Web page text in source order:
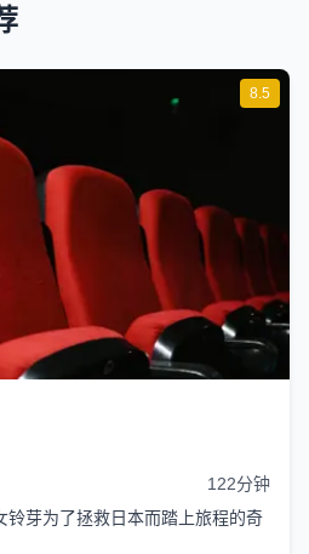
8.5
122分钟
铃芽为了拯救日本而踏上旅程的奇